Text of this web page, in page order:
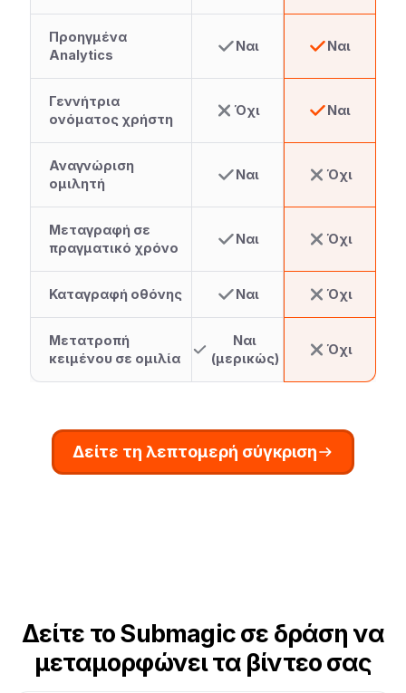
Προηγμένα
Analytics
Ναι Ναι
Γεννήτρια
ονόματος χρήστη
Όχι Ναι
Αναγνώριση
ομιλητή
Ναι Όχι
Μεταγραφή σε
πραγματικό χρόνο
Ναι Όχι
Καταγραφή οθόνης Ναι Όχι
Μετατροπή
κειμένου σε ομιλία
Ναι
(μερικώς)
Όχι
Δείτε τη λεπτομερή σύγκριση
Δείτε το Submagic σε δράση να
μεταμορφώνει τα βίντεο σας